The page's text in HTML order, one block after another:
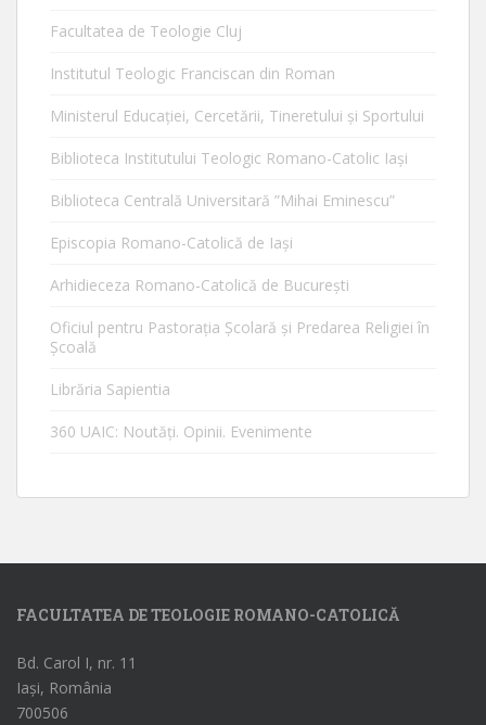
Facultatea de Teologie Cluj
Institutul Teologic Franciscan din Roman
Ministerul Educaţiei, Cercetării, Tineretului şi Sportului
Biblioteca Institutului Teologic Romano-Catolic Iaşi
Biblioteca Centrală Universitară ”Mihai Eminescu”
Episcopia Romano-Catolică de Iaşi
Arhidieceza Romano-Catolică de Bucureşti
Oficiul pentru Pastorația Școlară și Predarea Religiei în
Școală
Librăria Sapientia
360 UAIC: Noutăţi. Opinii. Evenimente
FACULTATEA DE TEOLOGIE ROMANO-CATOLICĂ
Bd. Carol I, nr. 11
Iași, România
700506